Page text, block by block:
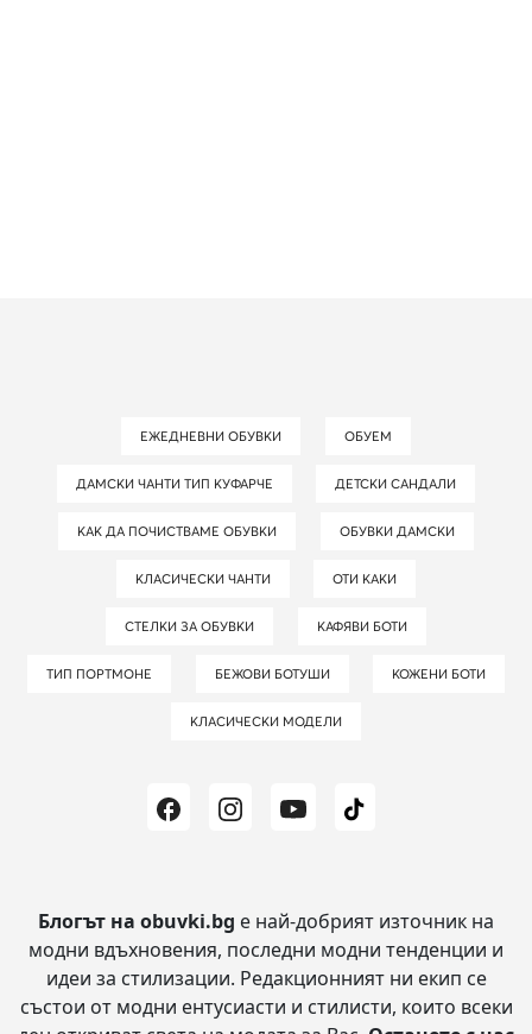
ЕЖЕДНЕВНИ ОБУВКИ ОБУЕМ
ДАМСКИ ЧАНТИ ТИП КУФАРЧЕ ДЕТСКИ САНДАЛИ
КАК ДА ПОЧИСТВАМЕ ОБУВКИ ОБУВКИ ДАМСКИ
КЛАСИЧЕСКИ ЧАНТИ ОТИ КАКИ
СТЕЛКИ ЗА ОБУВКИ КАФЯВИ БОТИ
ТИП ПОРТМОНЕ БЕЖОВИ БОТУШИ КОЖЕНИ БОТИ
КЛАСИЧЕСКИ МОДЕЛИ
Блогът на obuvki.bg е най-добрият източник на
модни вдъхновения, последни модни тенденции и
идеи за стилизации. Редакционният ни екип се
състои от модни ентусиасти и стилисти, които всеки